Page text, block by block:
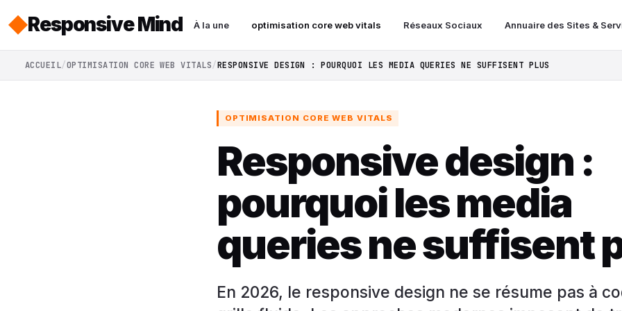
Responsive Mind À la une optimisation core web vitals Réseaux Sociaux Annuaire des Sites &
ACCUEIL OPTIMISATION CORE WEB VITALS RESPONSIVE DESIGN : POURQUOI LES MEDIA QUERIES NE SUFFISENT PLUS
OPTIMISATION CORE WEB VITALS
Responsive design :
pourquoi les media
queries ne suffisent
En 2026, le responsive design ne se résume pas à